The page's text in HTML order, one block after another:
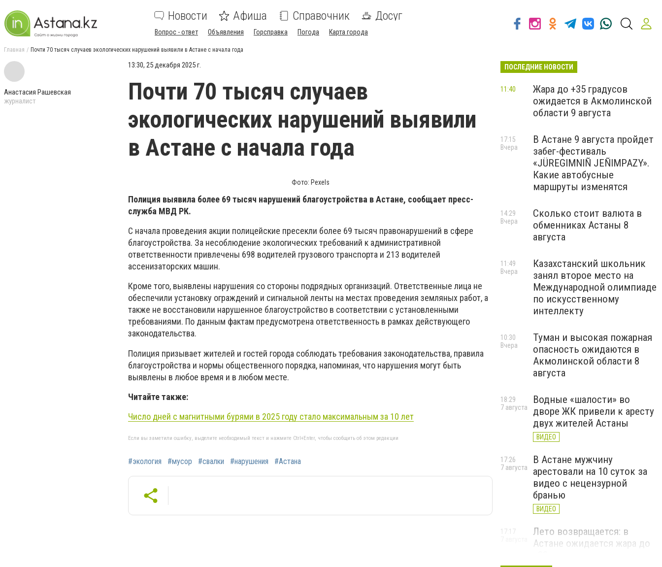
Новости Афиша Справочник Досуг
Вопрос - ответ Объявления Горсправка Погода Карта города
Главная Почти 70 тысяч случаев экологических нарушений выявили в Астане с начала года
Анастасия Рашевская
журналист
13:30, 25 декабря 2025 г.
Почти 70 тысяч случаев
экологических нарушений выявили
в Астане с начала года
Фото: Pexels
Полиция выявила более 69 тысяч нарушений благоустройства в Астане, сообщает пресс-
служба МВД РК.
С начала проведения акции полицейские пресекли более 69 тысяч правонарушений в сфере
благоустройства. За несоблюдение экологических требований к административной
ответственности привлечены 698 водителей грузового транспорта и 213 водителей
ассенизаторских машин.
Кроме того, выявлены нарушения со стороны подрядных организаций. Ответственные лица не
обеспечили установку ограждений и сигнальной ленты на местах проведения земляных работ, а
также не восстановили нарушенное благоустройство в соответствии с установленными
требованиями. По данным фактам предусмотрена ответственность в рамках действующего
законодательства.
Полиция призывает жителей и гостей города соблюдать требования законодательства, правила
благоустройства и нормы общественного порядка, напоминая, что нарушения могут быть
выявлены в любое время и в любом месте.
Читайте также:
Число дней с магнитными бурями в 2025 году стало максимальным за 10 лет
Если вы заметили ошибку, выделите необходимый текст и нажмите Ctrl+Enter, чтобы сообщить об этом редакции
#экология #мусор #свалки #нарушения #Астана
ПОСЛЕДНИЕ НОВОСТИ
Жара до +35 градусов
ожидается в Акмолинской
области 9 августа
11:40
В Астане 9 августа пройдет
забег-фестиваль
«JÜREGIMNIÑ JEÑIMPAZY».
Какие автобусные
маршруты изменятся
17:15
Вчера
Сколько стоит валюта в
обменниках Астаны 8
августа
14:29
Вчера
Казахстанский школьник
занял второе место на
Международной олимпиаде
по искусственному
интеллекту
11:49
Вчера
Туман и высокая пожарная
опасность ожидаются в
Акмолинской области 8
августа
10:30
Вчера
Водные «шалости» во
дворе ЖК привели к аресту
двух жителей Астаны
ВИДЕО
18:29
7 августа
В Астане мужчину
арестовали на 10 суток за
видео с нецензурной
бранью
ВИДЕО
17:26
7 августа
Лето возвращается: в
Астане ожидается жара до
17:17